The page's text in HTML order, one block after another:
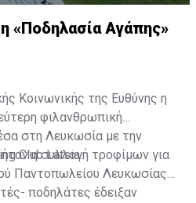
«Ποδηλασία Αγάπης»
Κοινωνικής της Ευθύνης η
φιλανθρωπική
στη Λευκωσία με την
Club Latsia.
η συλλογή τροφίμων για
Παντοπωλείου Λευκωσίας
ποδηλάτες έδειξαν